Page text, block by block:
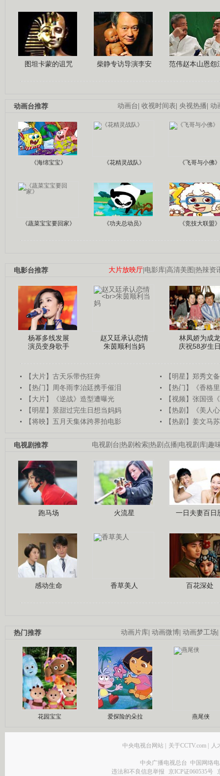
图坦卡蒙的诅咒 柴静专访导演李安 范伟赵本山恩怨
动画台| 收视时间表| 央视热播| 动
动画台推荐
《海绵宝宝》 《花精灵战队》 《飞哥与小佛》
《蔬菜宝宝要回家》 《功夫总动员》 《竞技大联盟》
大片放映厅|电影库|高清美图 |热辣资
电影台推荐
杨幂多线发展
演员变身歌手
赵又廷承认恋情
朱茵顺利当妈
林凤娇为成龙
庆祝58岁生
【大片】古天乐带伤狂奔
【明星】郑秀文
【热门】周冬雨李治廷携手催泪
【热门】《香格
【大片】《逆战》造型遭曝光
【视频】张国强
【明星】景甜过完生日想当妈妈
【热剧】《美人
【将映】五月天集体跨界拍电影
【热剧】姜文马
电视剧台|热剧检索|热剧点播|电视剧库|趣
电视剧推荐
跑马场 火流星 一日夫妻百日
感动生命 香草美人 百花深处
动画片库| 动画微博| 动画梦工场|
热门推荐
花园宝宝 爱探险的朵拉 燕尾侠
中央电视台网站 | 关于CCTV.com | 人
中央广播电视总台 中国网络
违法和不良信息举报
京ICP证060535号